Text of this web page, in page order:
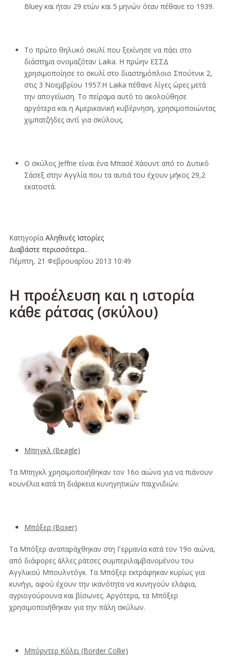
Bluey και ήταν 29 ετών και 5 μηνών όταν πέθανε το 1939.
Το πρώτο θηλυκό σκυλί που ξεκίνησε να πάει στο
διάστημα ονομαζόταν Laika. Η πρώην ΕΣΣΔ
χρησιμοποίησε το σκυλί στο διαστημόπλοιο Σπούτνικ 2,
στις 3 Νοεμβρίου 1957.Η Laika πέθανε λίγες ώρες μετά
την απογείωση. Το πείραμα αυτό το ακολούθησε
αργότερα και η Αμερικανική κυβέρνηση, χρησιμοποιώντας
χιμπατζήδες αντί για σκύλους.
Ο σκύλος Jeffrie είναι ένα Μπασέ Χάουντ από το Δυτικό
Σάσεξ στην Αγγλία που τα αυτιά του έχουν μήκος 29,2
εκατοστά.
Κατηγορία Αληθινές Ιστορίες
Διαβάστε περισσότερα...
Πέμπτη, 21 Φεβρουαρίου 2013 10:49
H προέλευση και η ιστορία
κάθε ράτσας (σκύλου)
Μπηγκλ (Beagle)
Τα Μπηγκλ χρησιμοποιήθηκαν τον 16ο αιώνα για να πιάνουν
κουνέλια κατά τη διάρκεια κυνηγητικών παιχνιδιών.
Μπόξερ (Boxer)
Τα Μπόξερ αναπαράχθηκαν στη Γερμανία κατά τον 19ο αιώνα,
από διάφορες άλλες ράτσες συμπεριλαμβανομένου του
Αγγλικού Μπουλντόγκ. Τα Μπόξερ εκτράφηκαν κυρίως για
κυνήγι, αφού έχουν την ικανότητα να κυνηγούν ελάφια,
αγριογούρουνα και βίσωνες. Αργότερα, τα Μπόξερ
χρησιμοποιήθηκαν για την πάλη σκύλων.
Μπόρντερ Κόλει (Border Collie)